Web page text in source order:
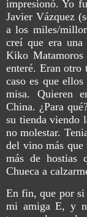
impresionó. Yo
Javier Vázquez
a los miles/
creí que era
Kiko
enteré. Eran
caso es que
misa. Quieren
China. ¿Para
su tienda viendo
no molestar.
del vino más que
más de hostias
Chueca a
En fin, que por si
mi amiga E, y